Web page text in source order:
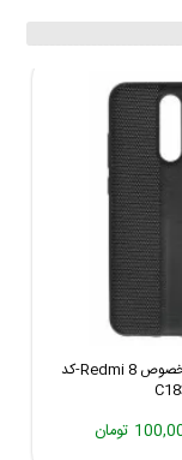
بک کاور موتومو مخصوص Redmi 8-کد
تومان